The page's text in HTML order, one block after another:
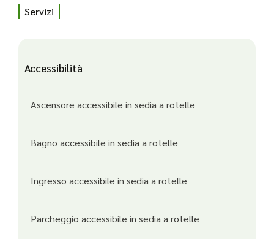
Servizi
Accessibilità
Ascensore accessibile in sedia a rotelle
Bagno accessibile in sedia a rotelle
Ingresso accessibile in sedia a rotelle
Parcheggio accessibile in sedia a rotelle